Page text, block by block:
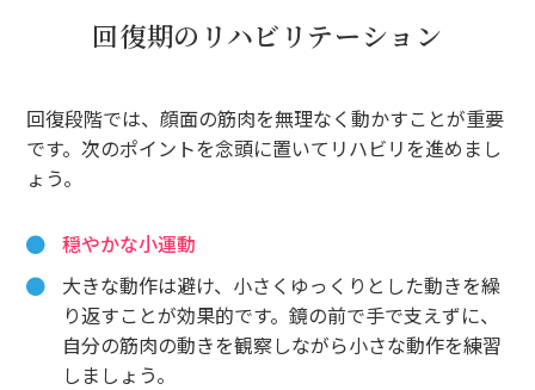
回復期のリハビリテーション
回復段階では、顔面の筋肉を無理なく動かすことが重要
です。次のポイントを念頭に置いてリハビリを進めまし
ょう。
穏やかな小運動
大きな動作は避け、小さくゆっくりとした動きを繰
り返すことが効果的です。鏡の前で手で支えずに、
自分の筋肉の動きを観察しながら小さな動作を練習
しましょう。